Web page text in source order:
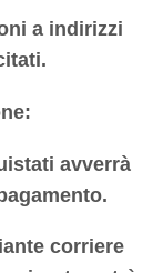
a indirizzi
avverrà
corriere